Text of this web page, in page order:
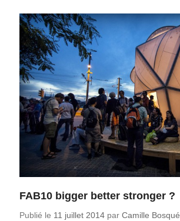
FAB10 bigger better stronger ?
Publié le 11 juillet 2014 parCamille Bosqué